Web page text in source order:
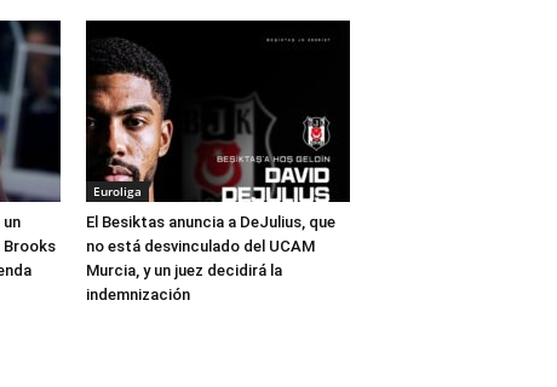
un
Brooks
Euroliga
El Besiktas anuncia a DeJulius, que
no está desvinculado del UCAM
Murcia, y un juez decidirá la
indemnización